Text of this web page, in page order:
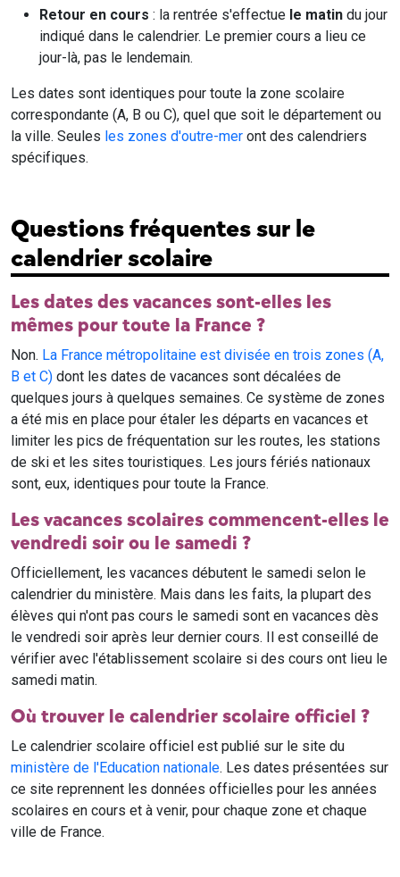
Retour en cours : la rentrée s'effectue le matin du jour
indiqué dans le calendrier. Le premier cours a lieu ce
jour-là, pas le lendemain.
Les dates sont identiques pour toute la zone scolaire
correspondante (A, B ou C), quel que soit le département ou
la ville. Seules les zones d'outre-mer ont des calendriers
spécifiques.
Questions fréquentes sur le
calendrier scolaire
Les dates des vacances sont-elles les
mêmes pour toute la France ?
Non. La France métropolitaine est divisée en trois zones (A,
B et C) dont les dates de vacances sont décalées de
quelques jours à quelques semaines. Ce système de zones
a été mis en place pour étaler les départs en vacances et
limiter les pics de fréquentation sur les routes, les stations
de ski et les sites touristiques. Les jours fériés nationaux
sont, eux, identiques pour toute la France.
Les vacances scolaires commencent-elles le
vendredi soir ou le samedi ?
Officiellement, les vacances débutent le samedi selon le
calendrier du ministère. Mais dans les faits, la plupart des
élèves qui n'ont pas cours le samedi sont en vacances dès
le vendredi soir après leur dernier cours. Il est conseillé de
vérifier avec l'établissement scolaire si des cours ont lieu le
samedi matin.
Où trouver le calendrier scolaire officiel ?
Le calendrier scolaire officiel est publié sur le site du
ministère de l'Education nationale. Les dates présentées sur
ce site reprennent les données officielles pour les années
scolaires en cours et à venir, pour chaque zone et chaque
ville de France.